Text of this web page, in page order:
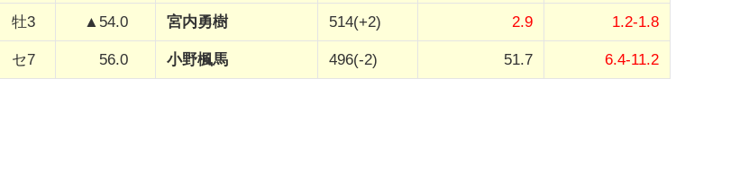
牡3 ▲54.0 宮内勇樹 514(+2) 2.9 1.2-1.8
セ7 56.0 小野楓馬 496(-2) 51.7 6.4-11.2